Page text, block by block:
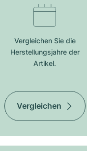
Vergleichen Sie die
Herstellungsjahre der
Artikel.
Vergleichen